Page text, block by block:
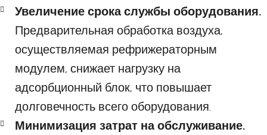
Увеличение срока службы оборудования.
Предварительная обработка воздуха,
осуществляемая рефрижераторным
модулем, снижает нагрузку на
адсорбционный блок, что повышает
долговечность всего оборудования.
Минимизация затрат на обслуживание.